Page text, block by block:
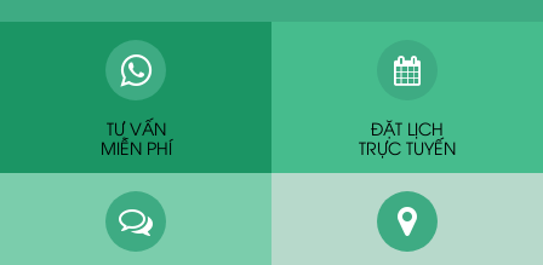
TƯ VẤN
MIỄN PHÍ
ĐẶT LỊCH
TRỰC TUYẾN